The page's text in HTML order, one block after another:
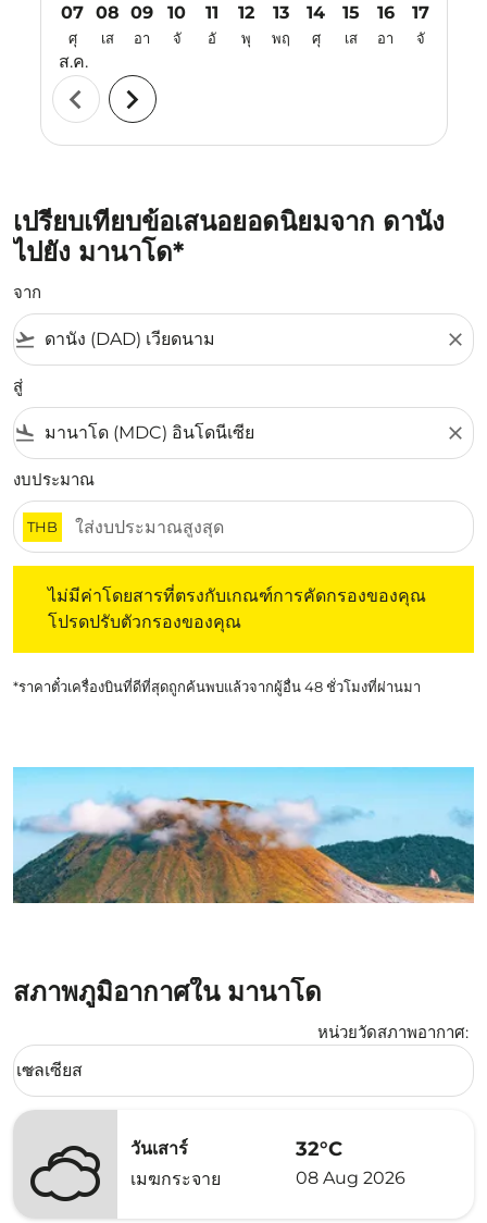
07
ศุ
ส.ค.
08
เส
09
อา
10
จั
11
อั
12
พุ
13
พฤ
14
ศุ
15
เส
16
อา
17
จั
chevron_left chevron_right
เปรียบเทียบข้อเสนอยอดนิยมจาก ดานัง
ไปยัง มานาโด*
จาก
flight_takeoff close
สู่
flight_land close
งบประมาณ
THB
ไม่มีค่าโดยสารที่ตรงกับเกณฑ์การคัดกรองของคุณ
โปรดปรับตัวกรองของคุณ
*ราคาตั๋วเครื่องบินที่ดีที่สุดถูกค้นพบแล้วจากผู้อื่น 48 ชั่วโมงที่ผ่านมา
สภาพภูมิอากาศใน มานาโด
หน่วยวัดสภาพอากาศ:
Weather unit option เซลเซียส Selected
เซลเซียส
keyboard_arrow_down
วันเสาร์
เมฆกระจาย
32°C
08 Aug 2026